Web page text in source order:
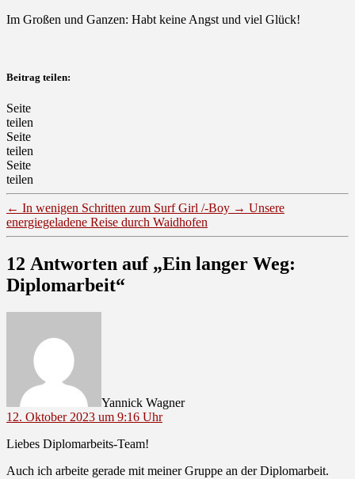
Im Großen und Ganzen: Habt keine Angst und viel Glück!
Beitrag teilen:
Seite
teilen
Seite
teilen
Seite
teilen
← In wenigen Schritten zum Surf Girl /-Boy → Unsere
energiegeladene Reise durch Waidhofen
12 Antworten auf „Ein langer Weg:
Diplomarbeit“
Yannick Wagner
12. Oktober 2023 um 9:16 Uhr
Liebes Diplomarbeits-Team!
Auch ich arbeite gerade mit meiner Gruppe an der Diplomarbeit.